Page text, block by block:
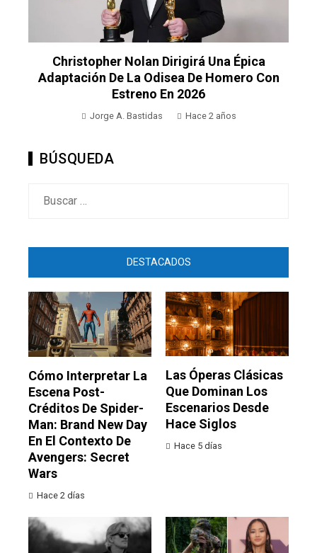
Christopher Nolan Dirigirá Una Épica
Adaptación De La Odisea De Homero Con
Estreno En 2026
Jorge A. Bastidas Hace 2 años
BÚSQUEDA
DESTACADOS
Cómo Interpretar La
Escena Post-
Créditos De Spider-
Man: Brand New Day
En El Contexto De
Avengers: Secret
Wars
Hace 2 días
Las Óperas Clásicas
Que Dominan Los
Escenarios Desde
Hace Siglos
Hace 5 días